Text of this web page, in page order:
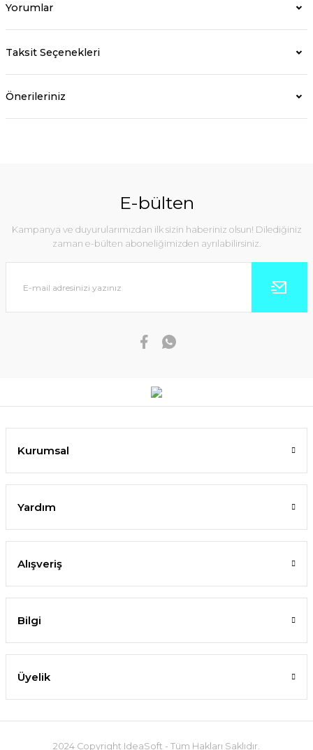
Yorumlar
Taksit Seçenekleri
Önerileriniz
E-bülten
Kampanya ve duyurularımızdan ilk sizin haberiniz olsun! Dilediğiniz
zaman e-bülten aboneliğimizden ayrılabilirsiniz.
Kurumsal
Yardım
Alışveriş
Bilgi
Üyelik
2024 Copyright IdeaSoft - Tüm Hakları Saklıdır.